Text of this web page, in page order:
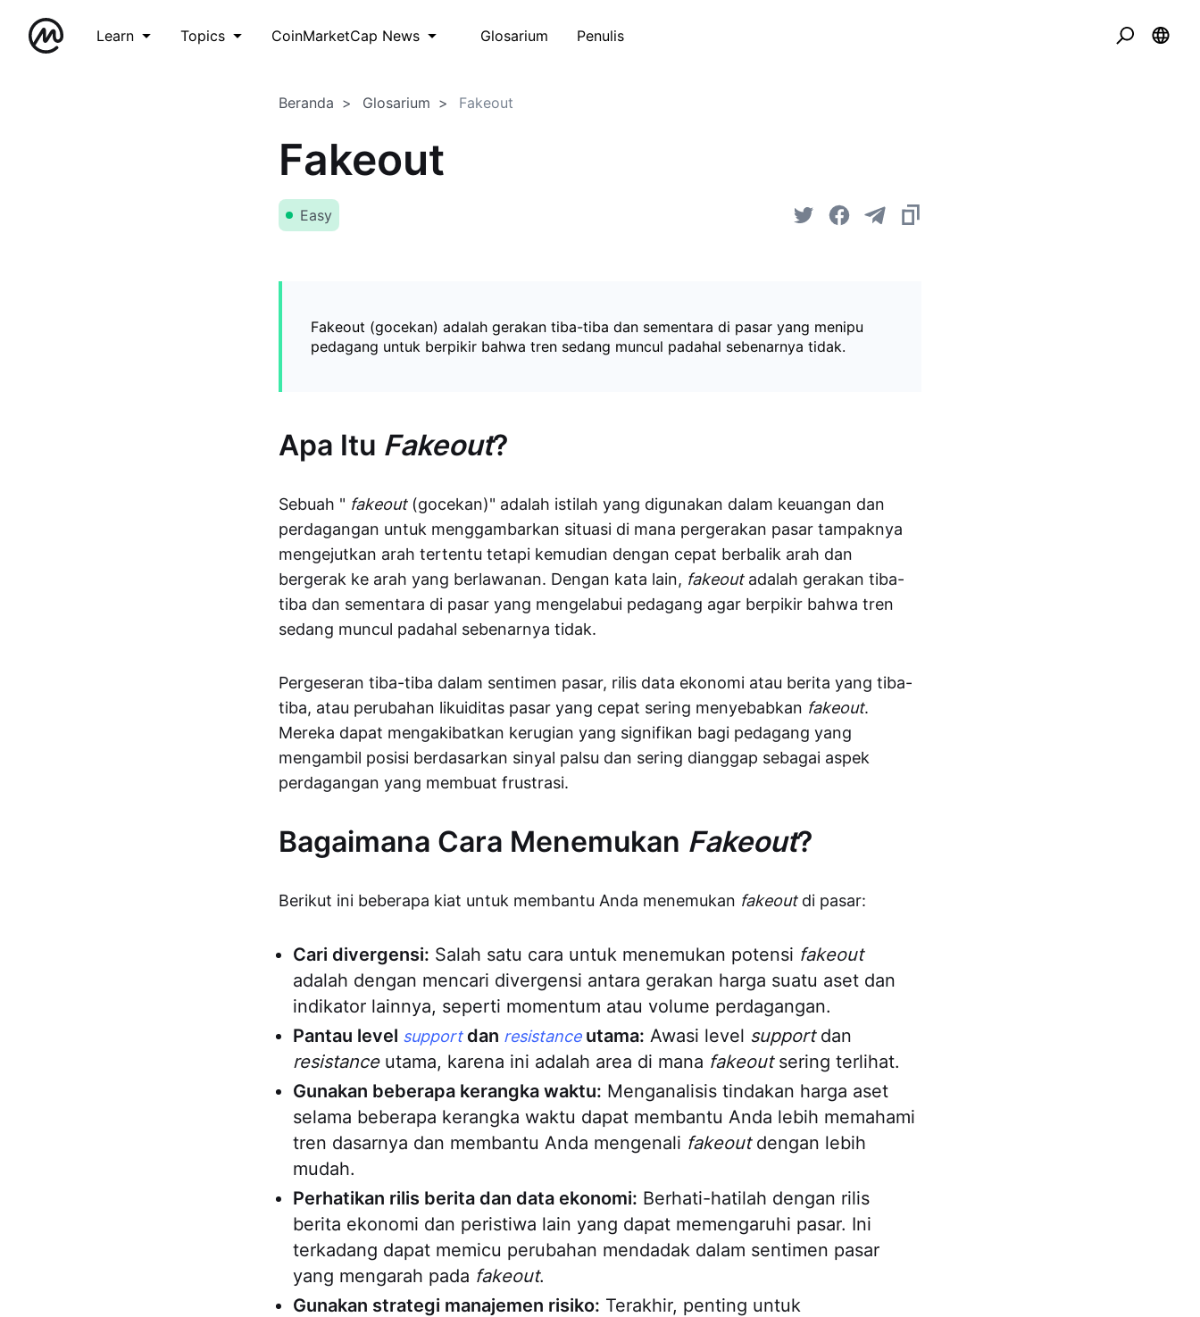
Learn Topics CoinMarketCap News Glosarium Penulis
Beranda Glosarium Fakeout
Fakeout
Easy
Fakeout (gocekan) adalah gerakan tiba-tiba dan sementara di pasar yang menipu
pedagang untuk berpikir bahwa tren sedang muncul padahal sebenarnya tidak.
Apa Itu Fakeout?
Sebuah " fakeout(gocekan)" adalah istilah yang digunakan dalam keuangan dan
perdagangan untuk menggambarkan situasi di mana pergerakan pasar tampaknya
mengejutkan arah tertentu tetapi kemudian dengan cepat berbalik arah dan
bergerak ke arah yang berlawanan. Dengan kata lain, fakeoutadalah gerakan tiba-
tiba dan sementara di pasar yang mengelabui pedagang agar berpikir bahwa tren
sedang muncul padahal sebenarnya tidak.
Pergeseran tiba-tiba dalam sentimen pasar, rilis data ekonomi atau berita yang tiba-
tiba, atau perubahan likuiditas pasar yang cepat sering menyebabkan fakeout.
Mereka dapat mengakibatkan kerugian yang signifikan bagi pedagang yang
mengambil posisi berdasarkan sinyal palsu dan sering dianggap sebagai aspek
perdagangan yang membuat frustrasi.
Bagaimana Cara Menemukan Fakeout?
Berikut ini beberapa kiat untuk membantu Anda menemukan fakeoutdi pasar:
Cari divergensi: Salah satu cara untuk menemukan potensi fakeout
adalah dengan mencari divergensi antara gerakan harga suatu aset dan
indikator lainnya, seperti momentum atau volume perdagangan.
Pantau level supportdan resistanceutama: Awasi level supportdan
resistanceutama, karena ini adalah area di mana fakeoutsering terlihat.
Gunakan beberapa kerangka waktu: Menganalisis tindakan harga aset
selama beberapa kerangka waktu dapat membantu Anda lebih memahami
tren dasarnya dan membantu Anda mengenali fakeoutdengan lebih
mudah.
Perhatikan rilis berita dan data ekonomi: Berhati-hatilah dengan rilis
berita ekonomi dan peristiwa lain yang dapat memengaruhi pasar. Ini
terkadang dapat memicu perubahan mendadak dalam sentimen pasar
yang mengarah pada fakeout.
Gunakan strategi manajemen risiko: Terakhir, penting untuk